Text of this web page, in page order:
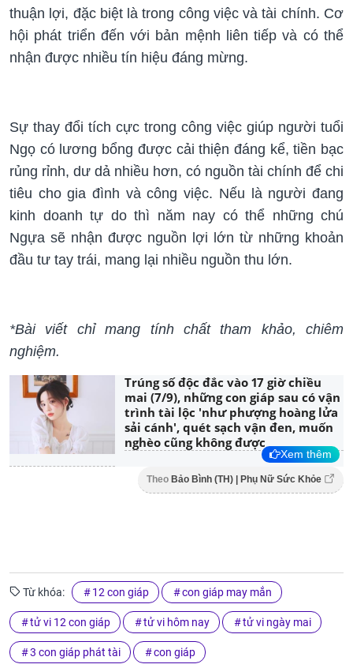
thuận lợi, đặc biệt là trong công việc và tài chính. Cơ
hội phát triển đến với bản mệnh liên tiếp và có thể
nhận được nhiều tín hiệu đáng mừng.
Sự thay đổi tích cực trong công việc giúp người tuổi
Ngọ có lương bổng được cải thiện đáng kể, tiền bạc
rủng rỉnh, dư dả nhiều hơn, có nguồn tài chính để chi
tiêu cho gia đình và công việc. Nếu là người đang
kinh doanh tự do thì năm nay có thể những chú
Ngựa sẽ nhận được nguồn lợi lớn từ những khoản
đầu tư tay trái, mang lại nhiều nguồn thu lớn.
*Bài viết chỉ mang tính chất tham khảo, chiêm
nghiệm.
Trúng số độc đắc vào 17 giờ chiều
mai (7/9), những con giáp sau có vận
trình tài lộc 'như phượng hoàng lửa
sải cánh', quét sạch vận đen, muốn
nghèo cũng không được
Xem thêm
Theo Bảo Bình (TH) | Phụ Nữ Sức Khỏe
Từ khóa: 12 con giáp con giáp may mắn
tử vi 12 con giáp tử vi hôm nay tử vi ngày mai
3 con giáp phát tài con giáp